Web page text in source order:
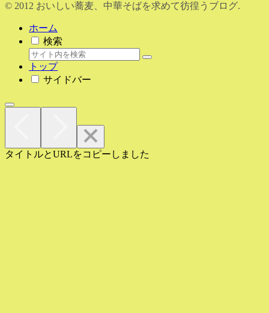
© 2012 おいしい蕎麦、中華そばを求めて彷徨うブログ.
ホーム
検索
トップ
サイドバー
タイトルとURLをコピーしました